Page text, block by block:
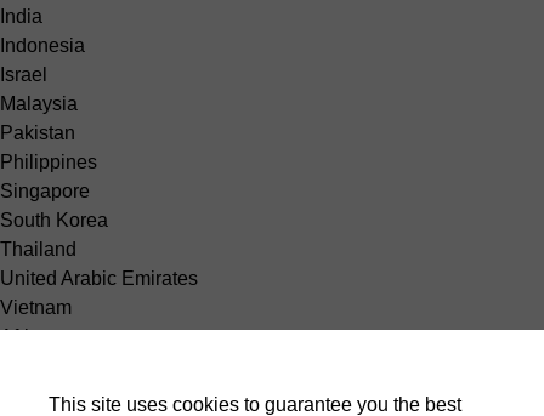
India
Indonesia
Israel
Malaysia
Pakistan
Philippines
Singapore
South Korea
Thailand
United Arabic Emirates
Vietnam
Africa
South America
This site uses cookies to guarantee you the best